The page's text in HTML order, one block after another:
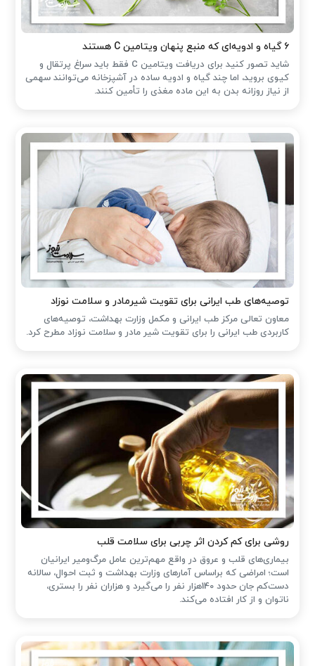
۶ گیاه و ادویه‌ای که منبع پنهان ویتامین C هستند
شاید تصور کنید برای دریافت ویتامین C فقط باید سراغ پرتقال و
کیوی بروید، اما چند گیاه و ادویه ساده در آشپزخانه می‌توانند سهمی
از نیاز روزانه بدن به این ماده مغذی را تأمین کنند.
توصیه‌های طب ایرانی برای تقویت شیرمادر و سلامت نوزاد
معاون تعالی مرکز طب ایرانی و مکمل وزارت بهداشت، توصیه‌های
کاربردی طب ایرانی را برای تقویت شیر مادر و سلامت نوزاد مطرح کرد.
روشی برای کم کردن اثر چربی برای سلامت قلب
بیماری‌های قلب و عروق در واقع مهم‌ترین عامل مرگ‌ومیر ایرانیان
است؛ امراضی که براساس آمارهای وزارت بهداشت و ثبت احوال، سالانه
دست‌کم جان حدود 140هزار نفر را می‌گیرد و هزاران نفر را بستری،
ناتوان و از کار افتاده می‌کند.